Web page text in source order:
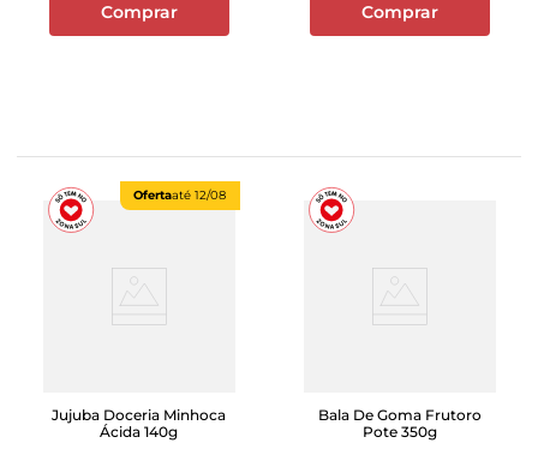
Comprar Comprar
Ofertaaté 12/08
Jujuba Doceria Minhoca
Ácida 140g
Bala De Goma Frutoro
Pote 350g